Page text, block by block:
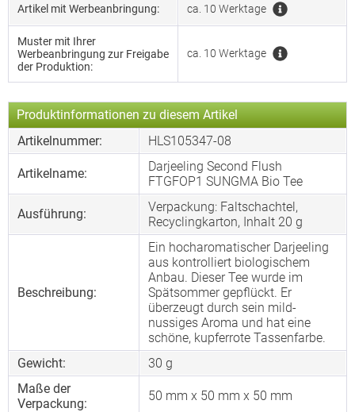
Artikel mit Werbeanbringung: ca. 10 Werktage
Muster mit Ihrer
Werbeanbringung zur Freigabe
der Produktion:
ca. 10 Werktage
Produktinformationen zu diesem Artikel
Artikelnummer:
HLS105347-08
Artikelname:
Darjeeling Second Flush
FTGFOP1 SUNGMA Bio Tee
Ausführung:
Verpackung: Faltschachtel,
Recyclingkarton, Inhalt 20 g
Beschreibung:
Ein hocharomatischer Darjeeling
aus kontrolliert biologischem
Anbau. Dieser Tee wurde im
Spätsommer gepflückt. Er
überzeugt durch sein mild-
nussiges Aroma und hat eine
schöne, kupferrote Tassenfarbe.
Gewicht:
30 g
Maße der
Verpackung:
50 mm x 50 mm x 50 mm